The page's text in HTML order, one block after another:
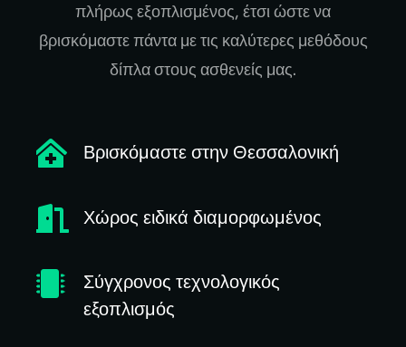
πλήρως εξοπλισμένος, έτσι ώστε να
βρισκόμαστε πάντα με τις καλύτερες μεθόδους
δίπλα στους ασθενείς μας.
Βρισκόμαστε στην Θεσσαλονική
Χώρος ειδικά διαμορφωμένος
Σύγχρονος τεχνολογικός
εξοπλισμός